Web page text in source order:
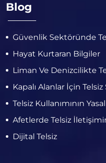
Blog
Güvenlik Sektöründe
Hayat Kurtaran Bilgiler
Liman Ve Denizcilikte
Kapalı Alanlar İçin
Telsiz Kullanımının Yasal
Afetlerde Telsiz
Dijital Telsiz